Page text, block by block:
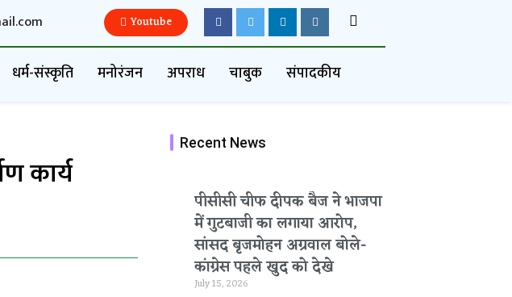
Youtube
धर्म-संस्कृति मनोरंजन अपराध चाबुक संपादकीय
कार्य
Recent News
पीसीसी चीफ दीपक बैज ने भाजपा
में गुटबाजी का लगाया आरोप,
सांसद बृजमोहन अग्रवाल बोले-
कांग्रेस पहले खुद को देखे
July 15, 2026